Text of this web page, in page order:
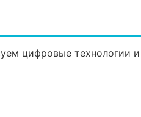
цифровые технологии